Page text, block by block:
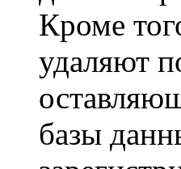
Кроме
удаляют
базы